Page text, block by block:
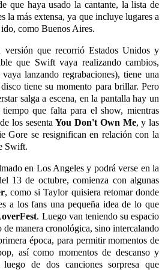
que haya usado la cantante, la lista de
la más extensa, ya que incluye lugares a
como Buenos Aires.
que recorrió Estados Unidos y
que Swift vaya realizando cambios,
lanzando regrabaciones), tiene una
tiene su momento para brillar. Pero
salga a escena, en la pantalla hay un
que falta para el show, mientras
los sesentaYou Don't Own Me, y las
Gore se resignifican en relación con la
Swift.
en Los Angeles y podrá verse en la
13 de octubre, comienza con algunas
, como si Taylor quisiera retomar donde
a los fans una pequeña idea de lo que
. Luego van teniendo su espacio
de manera cronológica, sino intercalando
época, para permitir momentos de
así como momentos de descanso y
luego de dos canciones sorpresa que